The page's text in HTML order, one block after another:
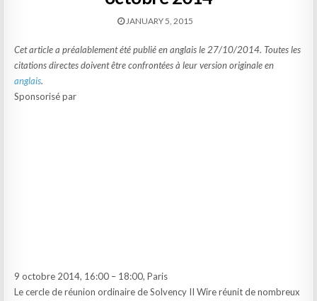
JANUARY 5, 2015
Cet article a préalablement été publié en anglais le 27/10/2014. Toutes les
citations directes doivent être confrontées à leur version originale en
anglais.
Sponsorisé par
9 octobre 2014, 16:00 – 18:00, Paris
Le cercle de réunion ordinaire de Solvency II Wire réunit de nombreux